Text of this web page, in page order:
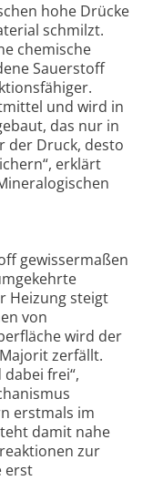
hohe Drücke
schmilzt.
chemische
Sauerstoff
und wird in
das nur in
der Druck, desto
erklärt
gewissermaßen
Heizung steigt
von
wird der
zerfällt.
frei“,
erstmals im
damit nahe
zur
erst